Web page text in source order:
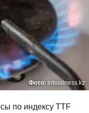
Фото: inbusiness.kz
по индексу TTF